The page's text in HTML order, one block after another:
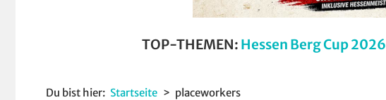
TOP-THEMEN: Hessen Berg Cup 2026
Du bist hier: Startseite placeworkers